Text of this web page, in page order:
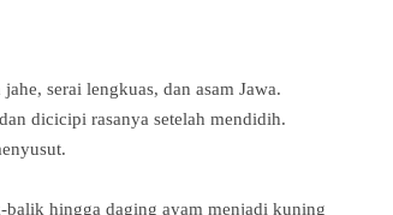
serai lengkuas, dan asam Jawa.
dicicipi rasanya setelah mendidih.
balik hingga daging ayam menjadi kuning